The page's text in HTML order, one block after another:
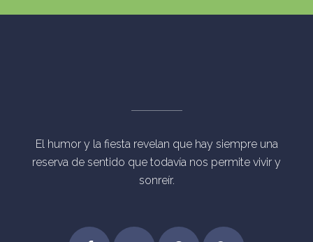
El humor y la fiesta revelan que hay siempre una
reserva de sentido que todavía nos permite vivir y
sonreír.